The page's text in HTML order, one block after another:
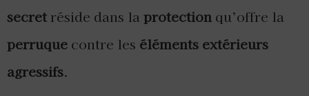
secret réside dans la protection qu’offre la
perruque contre les éléments extérieurs
agressifs.